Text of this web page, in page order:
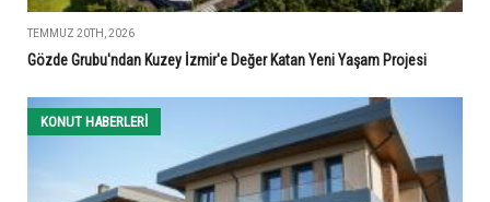
TEMMUZ 20TH, 2026
Gözde Grubu'ndan Kuzey İzmir'e Değer Katan Yeni Yaşam Projesi
KONUT HABERLERI